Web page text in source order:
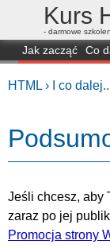
Kurs
- darmowe
Jak zacząć Co
HTML › I co
Jeśli chcesz, aby
zaraz po jej
Promocja strony